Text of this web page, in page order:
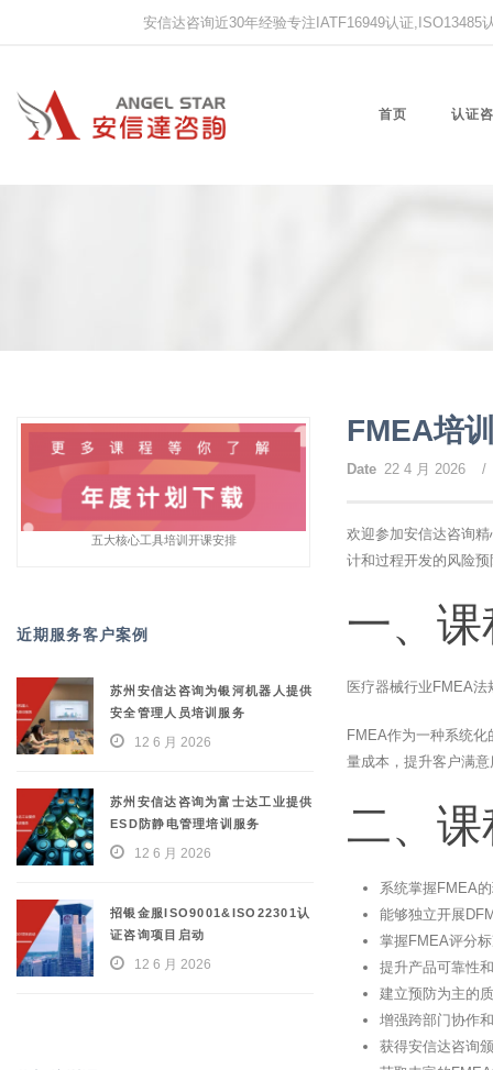
安信达咨询近30年经验专注IATF16949认证
首页 认证
FMEA培
Date 22 4 月 2026 /
欢迎参加安信达咨询
计和过程开发的风险
一、
医疗器械行业FMEA
FMEA作为一种系统
量成本，提升客户满
二、
系统掌握FMEA
能够独立开展
掌握FMEA评分
提升产品可靠性
建立预防为主的
增强跨部门协作
获得安信达咨询
五大核心工具培训开课安排
近期服务客户案例
苏州安信达咨询为银河机器人提供
安全管理人员培训服务
12 6 月 2026
苏州安信达咨询为富士达工业提供
ESD防静电管理培训服务
12 6 月 2026
招银金服ISO9001&ISO22301认
证咨询项目启动
12 6 月 2026